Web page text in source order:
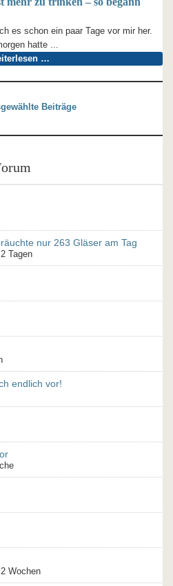
es schon ein paar Tage vor mir her.
hatte ...
…
Beiträge
nur 263 Gläser am Tag
Tagen
endlich vor!
Wochen